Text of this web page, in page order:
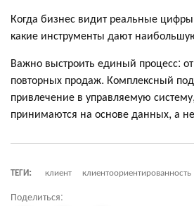
Когда бизнес видит реальные
какие инструменты дают
Важно выстроить единый процесс:
повторных продаж. Комплексный
привлечение в управляемую
принимаются на основе данных, а
ТЕГИ: клиент клиентоориентированность
Поделиться: